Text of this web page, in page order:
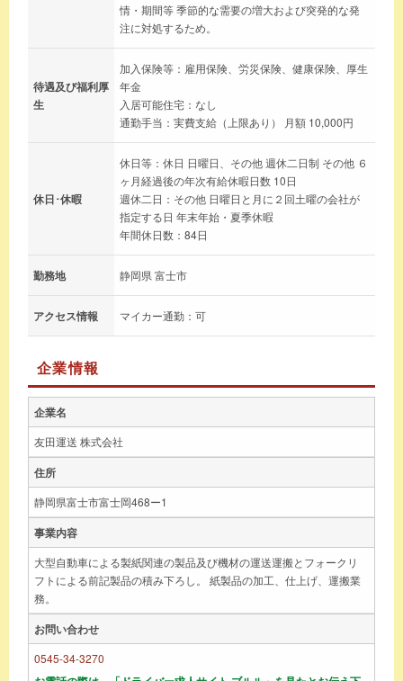
情・期間等 季節的な需要の増大および突発的な発
注に対処するため。
待遇及び福利厚
生
加入保険等：雇用保険、労災保険、健康保険、厚生
年金
入居可能住宅：なし
通勤手当：実費支給（上限あり） 月額 10,000円
休日･休暇
休日等：休日 日曜日、その他 週休二日制 その他 ６
ヶ月経過後の年次有給休暇日数 10日
週休二日：その他 日曜日と月に２回土曜の会社が
指定する日 年末年始・夏季休暇
年間休日数：84日
勤務地 静岡県 富士市
アクセス情報 マイカー通勤：可
企業情報
企業名
友田運送 株式会社
住所
静岡県富士市富士岡468ー1
事業内容
大型自動車による製紙関連の製品及び機材の運送運搬とフォークリ
フトによる前記製品の積み下ろし。 紙製品の加工、仕上げ、運搬業
務。
お問い合わせ
0545-34-3270